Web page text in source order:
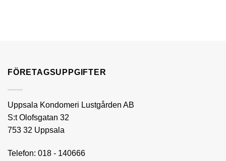
alternativen
på
produktsidan
FÖRETAGSUPPGIFTER
Uppsala Kondomeri Lustgården AB
S:t Olofsgatan 32
753 32 Uppsala
Telefon: 018 - 140666